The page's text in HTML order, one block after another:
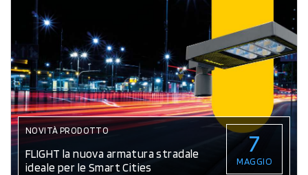
NOVITÀ PRODOTTO
FLIGHT la nuova armatura stradale
ideale per le Smart Cities
7
MAGGIO